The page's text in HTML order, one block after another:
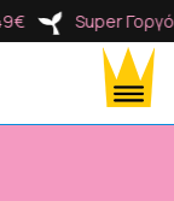
Super